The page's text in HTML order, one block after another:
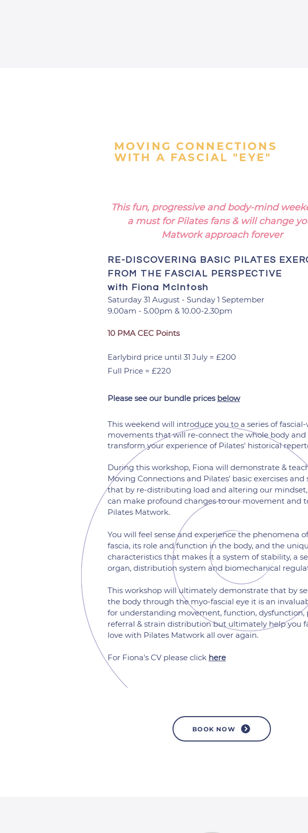
MOVING CONNECTIONS
WITH A FASCIAL "EYE"
This fun, progressive and body-mind
a must for Pilates fans & will change
Matwork approach forever
RE-DISCOVERING BASIC PILATES
FROM THE FASCIAL PERSPECTIVE
with Fiona McIntosh
Saturday 31 August - Sunday 1 September
9.00am - 5.00pm & 10.00-2.30pm
10 PMA CEC Points
Earlybird price until 31 July = £200
Full Price = £220
Please see our bundle prices below
This weekend will introduce you to a series of fascial-
movements that will re-connect the whole body and
transform your experience of Pilates' historical
During this workshop, Fiona will demonstrate &
Moving Connections and Pilates' basic exercises and
that by re-distributing load and altering our
can make profound changes to our movement and
Pilates Matwork.
You will feel sense and experience the phenomena
fascia, its role and function in the body, and the
characteristics that makes it a system of stability, a
organ, distribution system and biomechanical
This workshop will ultimately demonstrate that by
the body through the myo-fascial eye it is an
for understanding movement, function, dysfunction,
referral & strain distribution but ultimately help you
love with Pilates Matwork all over again.
For Fiona's CV please click here
BOOK NOW